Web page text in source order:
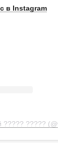
в Instagram
?????